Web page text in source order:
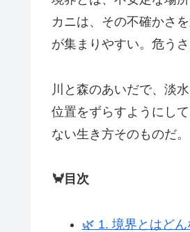
カニは、その不確かさ
が集まりやすい。危う
川と森のあいだで、淡
位置をずらすようにし
ない生き方そのものだ。
🦀目次
🌿 1. 境界とはど